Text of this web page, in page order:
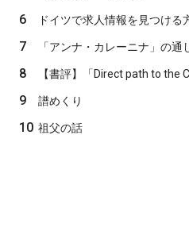
6 ドイツで求人情報を見つける
7 「アンナ・カレーニナ」の通
8 【書評】「Direct path to the
9 譜めくり
10 祖父の話